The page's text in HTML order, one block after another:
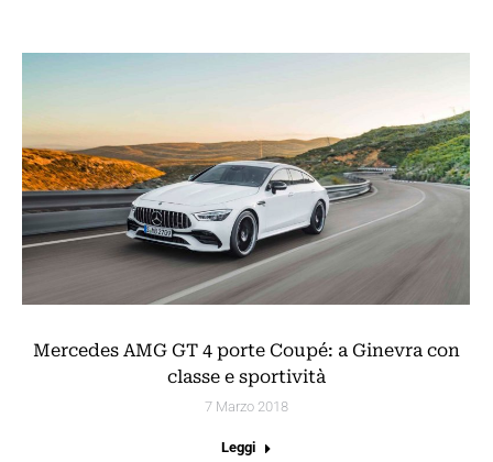
Mercedes AMG GT 4 porte Coupé: a Ginevra con
classe e sportività
7 Marzo 2018
Leggi